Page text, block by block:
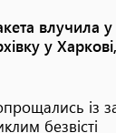
влучила у
у
із
безвісті